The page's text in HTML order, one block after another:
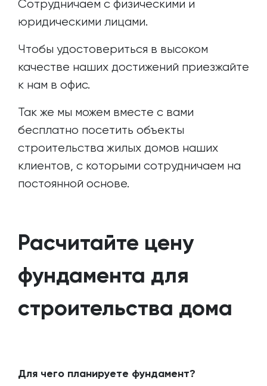
Сотрудничаем с физическими и
юридическими лицами.
Чтобы удостовериться в высоком
качестве наших достижений приезжайте
к нам в офис.
Так же мы можем вместе с вами
бесплатно посетить объекты
строительства жилых домов наших
клиентов, с которыми сотрудничаем на
постоянной основе.
Расчитайте цену
фундамента для
строительства дома
Для чего планируете фундамент?